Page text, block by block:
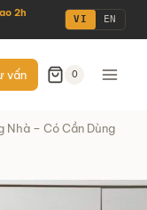
2h
VI EN
vấn 0
Nhà – Có Cần Dùng